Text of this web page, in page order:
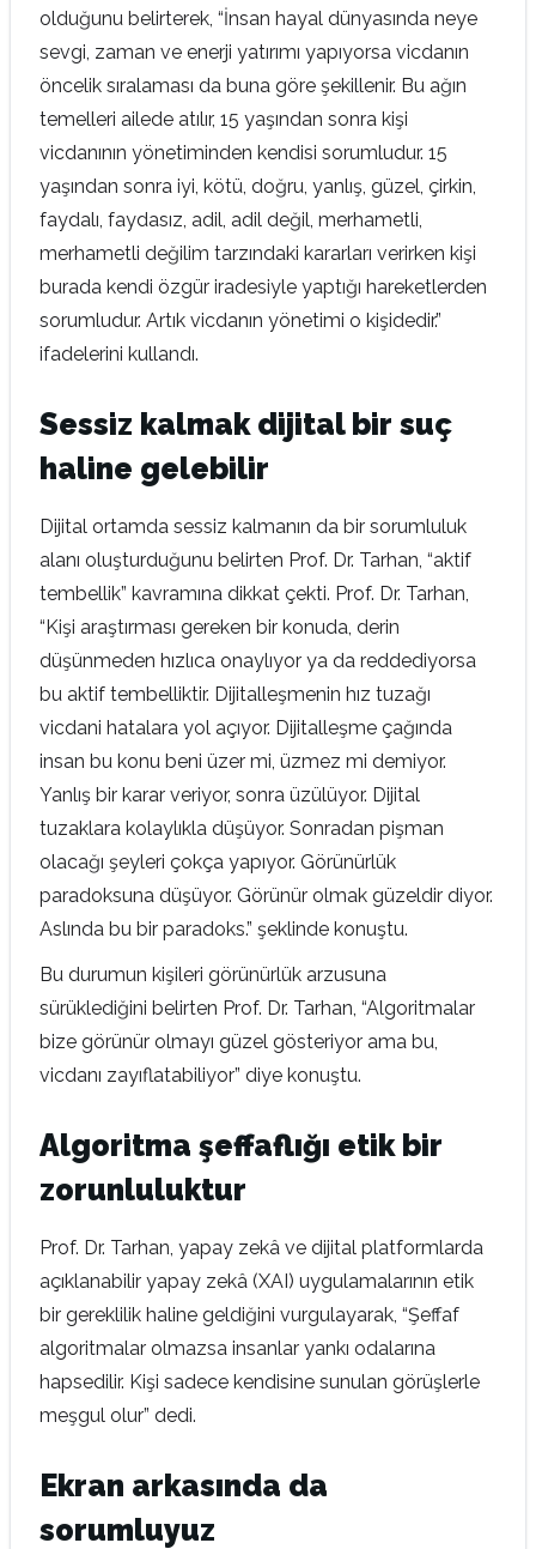
olduğunu belirterek, “İnsan hayal dünyasında neye
sevgi, zaman ve enerji yatırımı yapıyorsa vicdanın
öncelik sıralaması da buna göre şekillenir. Bu ağın
temelleri ailede atılır, 15 yaşından sonra kişi
vicdanının yönetiminden kendisi sorumludur. 15
yaşından sonra iyi, kötü, doğru, yanlış, güzel, çirkin,
faydalı, faydasız, adil, adil değil, merhametli,
merhametli değilim tarzındaki kararları verirken kişi
burada kendi özgür iradesiyle yaptığı hareketlerden
sorumludur. Artık vicdanın yönetimi o kişidedir.”
ifadelerini kullandı.
Sessiz kalmak dijital bir suç
haline gelebilir
Dijital ortamda sessiz kalmanın da bir sorumluluk
alanı oluşturduğunu belirten Prof. Dr. Tarhan, “aktif
tembellik” kavramına dikkat çekti. Prof. Dr. Tarhan,
“Kişi araştırması gereken bir konuda, derin
düşünmeden hızlıca onaylıyor ya da reddediyorsa
bu aktif tembelliktir. Dijitalleşmenin hız tuzağı
vicdani hatalara yol açıyor. Dijitalleşme çağında
insan bu konu beni üzer mi, üzmez mi demiyor.
Yanlış bir karar veriyor, sonra üzülüyor. Dijital
tuzaklara kolaylıkla düşüyor. Sonradan pişman
olacağı şeyleri çokça yapıyor. Görünürlük
paradoksuna düşüyor. Görünür olmak güzeldir diyor.
Aslında bu bir paradoks.” şeklinde konuştu.
Bu durumun kişileri görünürlük arzusuna
sürüklediğini belirten Prof. Dr. Tarhan, “Algoritmalar
bize görünür olmayı güzel gösteriyor ama bu,
vicdanı zayıflatabiliyor” diye konuştu.
Algoritma şeffaflığı etik bir
zorunluluktur
Prof. Dr. Tarhan, yapay zekâ ve dijital platformlarda
açıklanabilir yapay zekâ (XAI) uygulamalarının etik
bir gereklilik haline geldiğini vurgulayarak, “Şeffaf
algoritmalar olmazsa insanlar yankı odalarına
hapsedilir. Kişi sadece kendisine sunulan görüşlerle
meşgul olur” dedi.
Ekran arkasında da
sorumluyuz